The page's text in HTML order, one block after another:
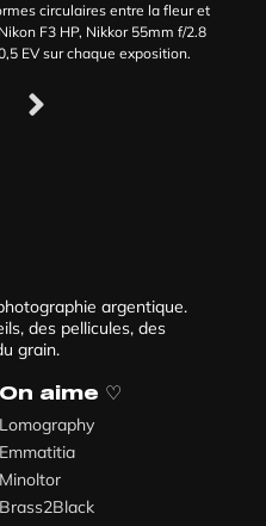
circulaires entre la fleur et
F3 HP, Nikkor 55mm f/2.8
EV sur chaque exposition.
argentique.
des pellicules, des
grain.
On aime ♡
Lomography
Emmatitia
Minoltor
Brass2Black